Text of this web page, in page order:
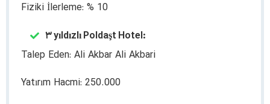
Fiziki İlerleme: % 10
۳ yıldızlı Poldaşt Hotel:
Talep Eden: Ali Akbar Ali Akbari
Yatırım Hacmi: 250.000